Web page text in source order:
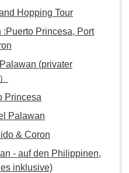
Hopping Tour
Princesa, Port
(privater
Princesa
Palawan
& Coron
- auf den Philippinen,
inklusive)